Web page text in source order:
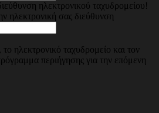
ηλεκτρονικού ταχυδρομείου!
ηλεκτρονική σας διεύθυνση
ηλεκτρονικό ταχυδρομείο και τον
περιήγησης για την επόμενη